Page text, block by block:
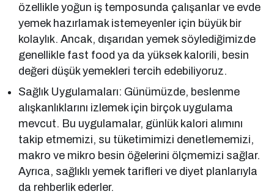
özellikle yoğun iş temposunda çalışanlar ve evde
yemek hazırlamak istemeyenler için büyük bir
kolaylık. Ancak, dışarıdan yemek söylediğimizde
genellikle fast food ya da yüksek kalorili, besin
değeri düşük yemekleri tercih edebiliyoruz.
Sağlık Uygulamaları: Günümüzde, beslenme
alışkanlıklarını izlemek için birçok uygulama
mevcut. Bu uygulamalar, günlük kalori alımını
takip etmemizi, su tüketimimizi denetlememizi,
makro ve mikro besin öğelerini ölçmemizi sağlar.
Ayrıca, sağlıklı yemek tarifleri ve diyet planlarıyla
da rehberlik ederler.